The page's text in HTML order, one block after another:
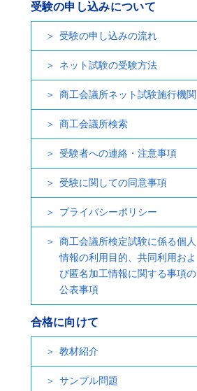
受験の申し込みについて
受験の申し込みの流れ
ネット試験の受験方法
商工会議所ネット試験施行機関
商工会議所検索
受験者への連絡・注意事項
受験に関しての同意事項
プライバシーポリシー
商工会議所検定試験に係る個人
情報の利用目的、共同利用およ
び匿名加工情報に関する事項の
公表事項
合格に向けて
教材紹介
サンプル問題